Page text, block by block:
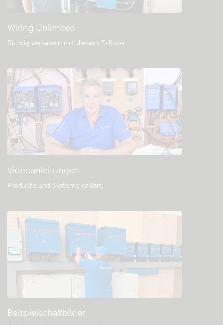
Allgemeine Downloads & Dokumentation
Wiring Unlimited
Richtig verkabeln mit diesem E-Book.
Videoanleitungen
Produkte und Systeme erklärt.
Beispielschaltbilder